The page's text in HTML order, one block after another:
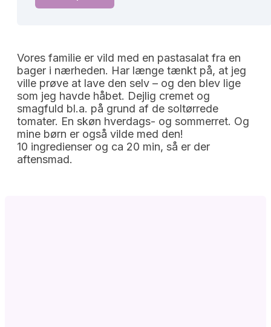
Vores familie er vild med en pastasalat fra en
bager i nærheden. Har længe tænkt på, at jeg
ville prøve at lave den selv – og den blev lige
som jeg havde håbet. Dejlig cremet og
smagfuld bl.a. på grund af de soltørrede
tomater. En skøn hverdags- og sommerret. Og
mine børn er også vilde med den!
10 ingredienser og ca 20 min, så er der
aftensmad.